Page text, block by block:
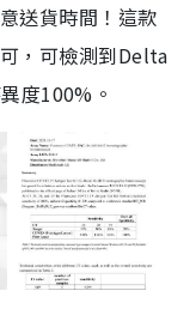
送貨時間！這款
，可檢測到Delta
度100%。